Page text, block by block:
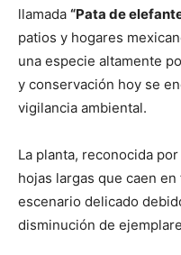
llamada “Pata de
patios y hogares
una especie altamente
y conservación hoy se
vigilancia ambiental.
La planta, reconocida
hojas largas que caen
escenario delicado
disminución de